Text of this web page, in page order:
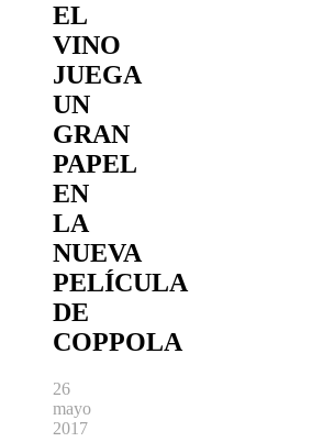
EL
VINO
JUEGA
UN
GRAN
PAPEL
EN
LA
NUEVA
PELÍCULA
DE
COPPOLA
26
mayo
2017